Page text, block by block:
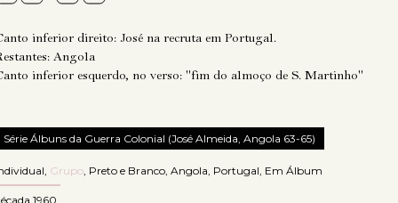
inferior direito: José na recruta em Portugal.
Angola
inferior esquerdo, no verso: "fim do almoço de S. Martinho"
Série Álbuns da Guerra Colonial (José Almeida, Angola 63-65)
, Grupo, Preto e Branco, Angola, Portugal, Em Álbum
1960